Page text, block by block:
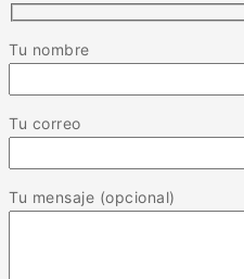
Tu nombre
Tu correo
Tu mensaje (opcional)